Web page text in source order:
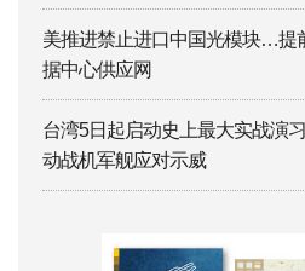
美推进禁止进口中国光模块…提
据中心供应网
台湾5日起启动史上最大实战演
动战机军舰应对示威